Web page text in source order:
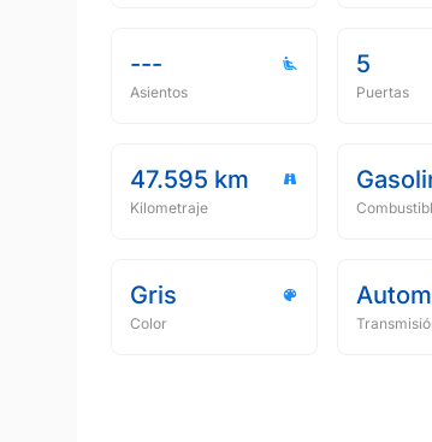
---
Asientos
5
Puertas
47.595 km
Kilometraje
Gris
Color